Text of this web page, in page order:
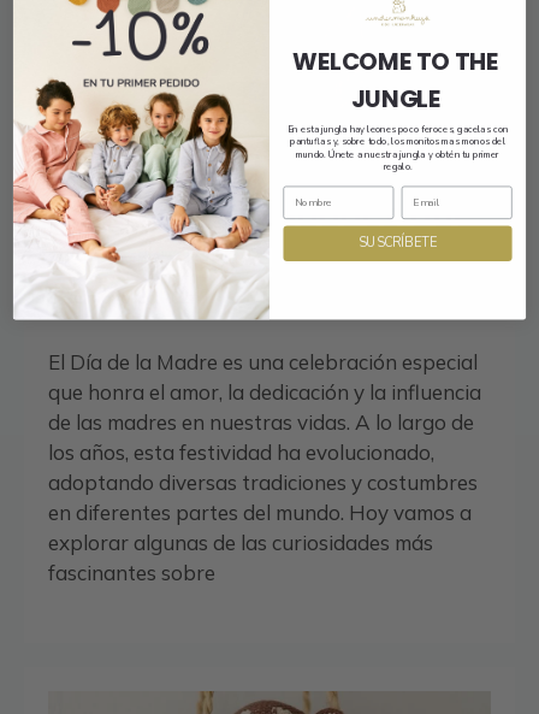
Descubriendo el Día de la
Madre: Curiosidades que
te Sorprenderán
3 de mayo de 2024
El Día de la Madre es una celebración especial
que honra el amor, la dedicación y la influencia
de las madres en nuestras vidas. A lo largo de
los años, esta festividad ha evolucionado,
adoptando diversas tradiciones y costumbres
en diferentes partes del mundo. Hoy vamos a
explorar algunas de las curiosidades más
fascinantes sobre
WELCOME TO THE
JUNGLE
En esta jungla hay leones poco feroces, gacelas con
pantuflas y, sobre todo, los monitos mas monos del
mundo. Únete a nuestra jungla y obtén tu primer
regalo.
SUSCRÍBETE